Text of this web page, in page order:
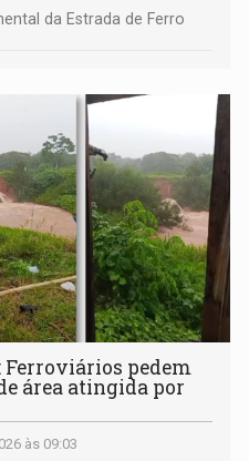
da Estrada de Ferro
Ferroviários pedem
área atingida por
às 09:03